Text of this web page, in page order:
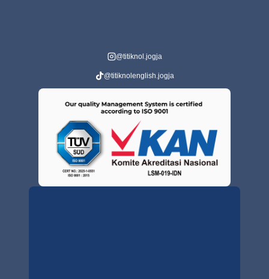
@titiknol.jogja
@titiknolenglish.jogja